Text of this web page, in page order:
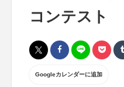
コンテスト
Googleカレンダーに追加